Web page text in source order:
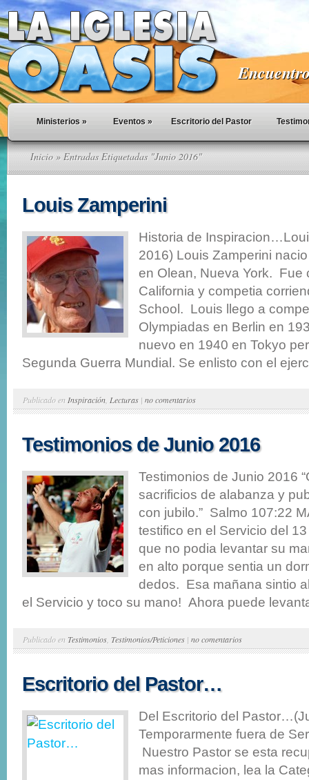
Ministerios » Eventos » Escritorio del Pastor
Inicio » Entradas Etiquetadas "Junio 2016"
Louis Zamperini
Historia de
2016) Louis Zamperini
en Olean, Nueva York. Fue
California y competia
School. Louis llego a
Olympiadas en Berlin en
nuevo en 1940 en Tokyo
Segunda Guerra Mundial. Se enlisto con el
Publicado en Inspiración Lecturas | no comentarios
Testimonios de Junio 2016
Testimonios de Junio 2016
sacrificios de alabanza y
con jubilo.” Salmo 107:22
testifico en el Servicio del
que no podia levantar su
en alto porque sentia un
dedos. Esa mañana sintio
el Servicio y toco su mano! Ahora puede
Publicado en Testimonios Testimonios/Peticiones | no comentarios
Escritorio del Pastor…
Del Escritorio del
Temporarmente fuera de
Nuestro Pastor se esta
mas informacion, lea la